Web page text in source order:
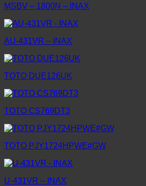
MSBV – 1800N – INAX
AU-431VR – INAX
TOTO DUE126UK
TOTO CS769DT3
TOTO PJY1724HPWE#GW
U-431VR – INAX